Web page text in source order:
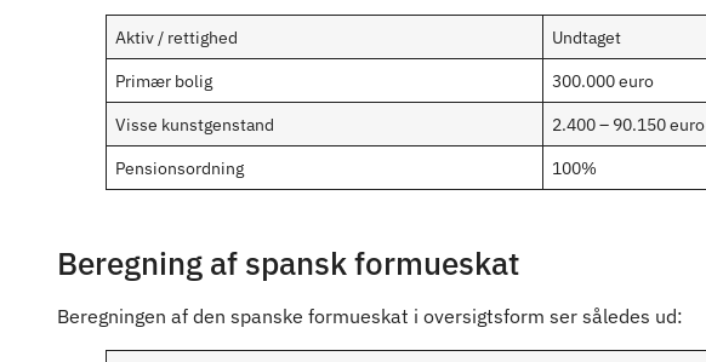
Aktiv / rettighed
Undtaget
Primær bolig
300.000 euro
Visse kunstgenstand
2.400 – 90.150 euro
Pensionsordning
100%
Beregning af spansk formueskat
Beregningen af den spanske formueskat i oversigtsform ser således ud: